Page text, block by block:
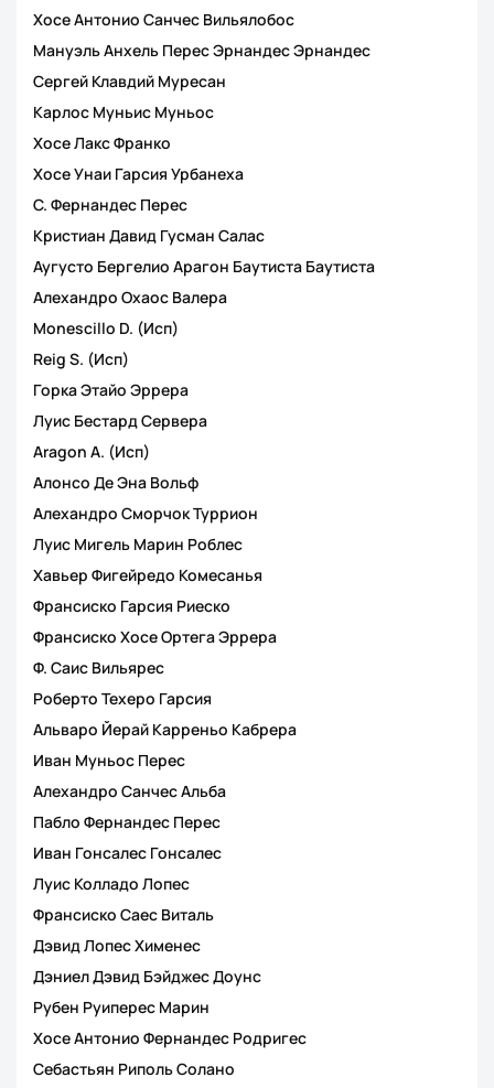
Хосе Антонио Санчес Вильялобос
Мануэль Анхель Перес Эрнандес Эрнандес
Сергей Клавдий Муресан
Карлос Муньис Муньос
Хосе Лакс Франко
Хосе Унаи Гарсия Урбанеха
С. Фернандес Перес
Кристиан Давид Гусман Салас
Аугусто Бергелио Арагон Баутиста Баутиста
Алехандро Охаос Валерa
Monescillo D. (Исп)
Reig S. (Исп)
Горка Этайо Эррера
Луис Бестард Сервера
Aragon A. (Исп)
Алонсо Де Эна Вольф
Алехандро Сморчок Туррион
Луис Мигель Марин Роблес
Хавьер Фигейредо Комесанья
Франсиско Гарсия Риеско
Франсиско Хосе Ортега Эррера
Ф. Саис Вильярес
Роберто Техеро Гарсия
Альваро Йерай Карреньо Кабрера
Иван Муньос Перес
Алехандро Санчес Альба
Пабло Фернандес Перес
Иван Гонсалес Гонсалес
Луис Колладо Лопес
Франсиско Саес Виталь
Дэвид Лопес Хименес
Дэниел Дэвид Бэйджес Доунс
Рубен Руиперес Марин
Хосе Антонио Фернандес Родригес
Себастьян Риполь Солано